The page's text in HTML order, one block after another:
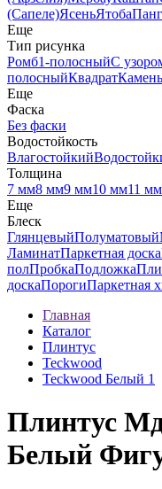
(Сапеле)ЯсеньЯтоба
Еще
Тип рисунка
Ромб1-полосныйС
полосныйКвадратКамень
Еще
Фаска
Без фаски
Водостойкость
Влагостойкий
Толщина
7 мм8 мм9 мм10 мм11 мм
Еще
Блеск
ГлянцевыйПолуматовый
ЛаминатПаркетная доска
полПробкаПодложка
доскаПорогиПаркетная
Главная
Каталог
Плинтус
Teckwood
Teckwood Белый 1
Плинтус
Белый